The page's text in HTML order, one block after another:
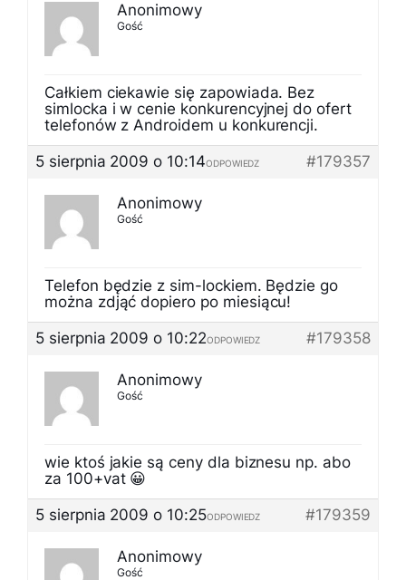
Anonimowy
Gość
Całkiem ciekawie się zapowiada. Bez
simlocka i w cenie konkurencyjnej do ofert
telefonów z Androidem u konkurencji.
5 sierpnia 2009 o 10:14
#179357
ODPOWIEDZ
Anonimowy
Gość
Telefon będzie z sim-lockiem. Będzie go
można zdjąć dopiero po miesiącu!
5 sierpnia 2009 o 10:22
#179358
ODPOWIEDZ
Anonimowy
Gość
wie ktoś jakie są ceny dla biznesu np. abo
za 100+vat 😀
5 sierpnia 2009 o 10:25
#179359
ODPOWIEDZ
Anonimowy
Gość